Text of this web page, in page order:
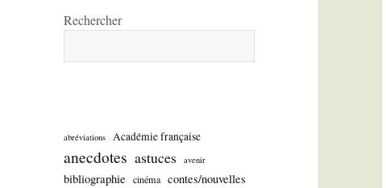
Rechercher
abréviations Académie française
anecdotes astuces avenir
bibliographie cinéma contes/nouvelles